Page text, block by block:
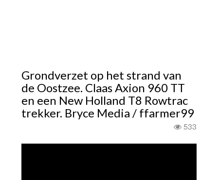
Grondverzet op het strand van
de Oostzee. Claas Axion 960 TT
en een New Holland T8 Rowtrac
trekker. Bryce Media / ffarmer99
533